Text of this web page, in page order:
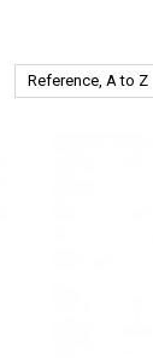
Reference, A to Z